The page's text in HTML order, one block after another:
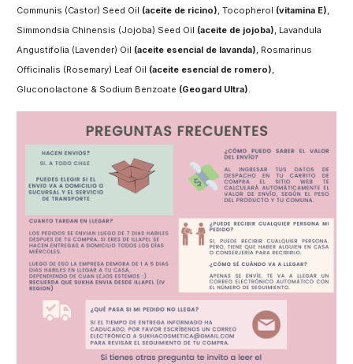
Communis (Castor) Seed Oil (aceite de ricino), Tocopherol (vitamina E),
Simmondsia Chinensis (Jojoba) Seed Oil (aceite de jojoba), Lavandula
Angustifolia (Lavender) Oil (aceite esencial de lavanda), Rosmarinus
Officinalis (Rosemary) Leaf Oil (aceite esencial de romero),
Gluconolactone & Sodium Benzoate (Geogard Ultra).